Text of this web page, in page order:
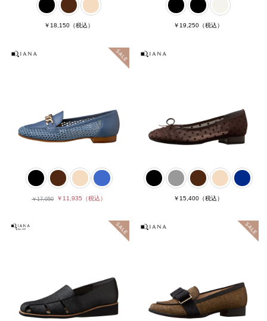
￥18,150 （税込） ￥19,250（税込）
￥17,050 ￥11,935 （税込） ￥15,400（税込）